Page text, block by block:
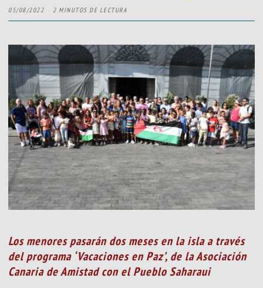
05/08/2022 2 MINUTOS DE LECTURA
Los menores pasarán dos meses en la isla a través
del programa ‘Vacaciones en Paz’, de la Asociación
Canaria de Amistad con el Pueblo Saharaui